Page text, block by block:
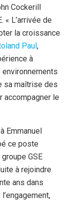
Cockerill
« L’arrivée de
la croissance
Paul,
à
environnements
sa maîtrise des
accompagner le
Emmanuel
ce poste
GSE
à rejoindre
ans dans